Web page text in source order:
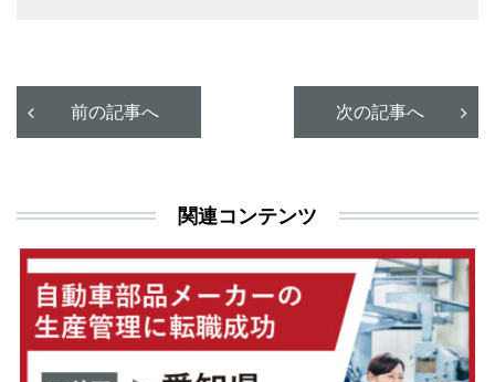
前の記事へ 次の記事へ
関連コンテンツ